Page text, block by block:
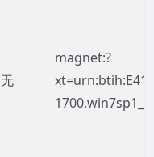
无
magnet:?